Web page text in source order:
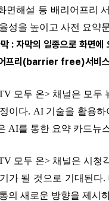
면해설 등 배리어프리
성을 높이고 사전 요약
: 자막의 일종으로 화면에
프리(barrier free)서비스 :
모두 온> 채널은 모두
이다. AI 기술을 활용
AI를 통한 요약 카드뉴
모두 온> 채널은 시청
가 될 것으로 기대된다
의 새로운 방향을 제시